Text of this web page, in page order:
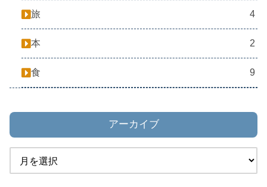
旅 4
本 2
食 9
アーカイブ